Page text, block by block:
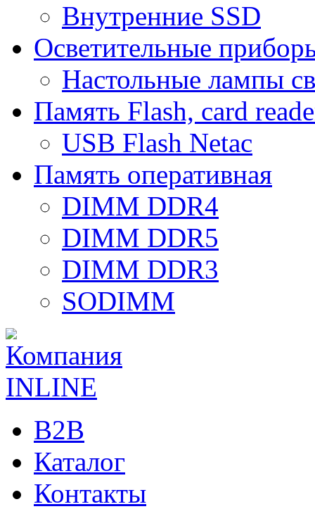
Внутренние SSD
Осветительные
Настольные лампы
Память Flash, card
USB Flash Netac
Память оперативная
DIMM DDR4
DIMM DDR5
DIMM DDR3
SODIMM
B2B
Каталог
Контакты